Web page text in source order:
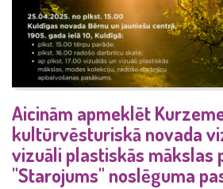
Aicinām apmeklēt
kultūrvēsturiskā novada
vizuāli plastiskās mākslas
"Starojums" noslēguma